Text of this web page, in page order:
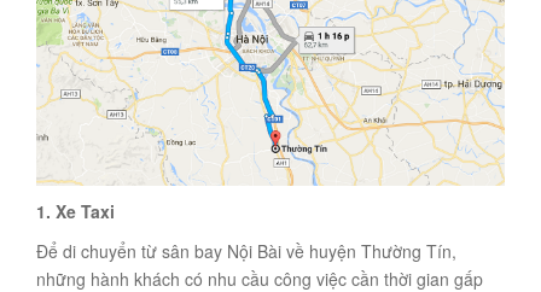
1. Xe Taxi
Để di chuyển từ sân bay Nội Bài về huyện Thường Tín,
những hành khách có nhu cầu công việc cần thời gian gấp